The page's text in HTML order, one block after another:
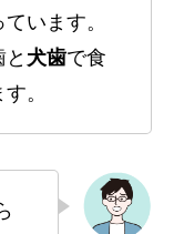
います。
犬歯で食
。